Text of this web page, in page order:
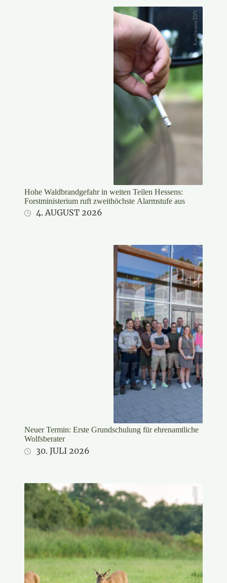
Kaufmann/DJV
Hohe Waldbrandgefahr in weiten Teilen Hessens:
Forstministerium ruft zweithöchste Alarmstufe aus
4. AUGUST 2026
Stifter/LJV
Neuer Termin: Erste Grundschulung für ehrenamtliche
Wolfsberater
30. JULI 2026
KauerMross/DJV